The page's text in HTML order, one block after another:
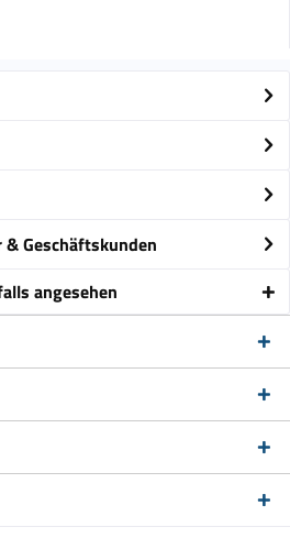
Geschäftskunden
angesehen